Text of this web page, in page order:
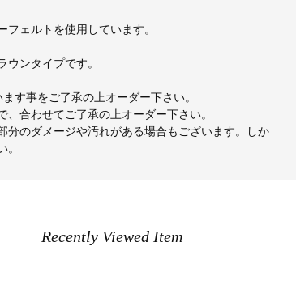
ェルトを使用しています。
ンタイプです。
す事をご了承の上オーダー下さい。
合わせてご了承の上オーダー下さい。
のダメージや汚れがある場合もございます。しか
。
Recently Viewed Item